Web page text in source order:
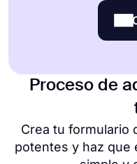
Proceso de
Crea tu formulario
potentes y haz que